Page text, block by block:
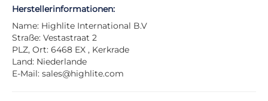
Herstellerinformationen:
Name: Highlite International B.V
Straße: Vestastraat 2
PLZ, Ort: 6468 EX , Kerkrade
Land: Niederlande
E-Mail: sales@highlite.com